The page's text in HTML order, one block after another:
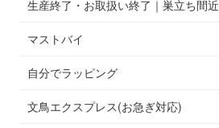
生産終了・お取扱い終了｜巣立ち間近
マストバイ
自分でラッピング
文鳥エクスプレス(お急ぎ対応)